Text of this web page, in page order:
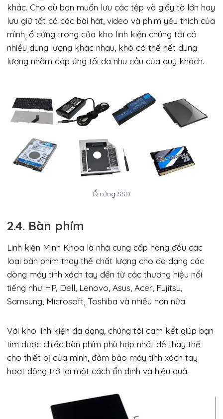
khác. Cho dù bạn muốn lưu các tệp và giấy tờ lớn hay
lưu giữ tất cả các bài hát, video và phim yêu thích của
mình, ổ cứng trong của kho linh kiện chúng tôi có
nhiều dung lượng khác nhau, khó có thể hết dung
lượng nhằm đáp ứng tối đa nhu cầu của quý khách.
Ổ cứng SSD
2.4. Bàn phím
Linh kiện Minh Khoa là nhà cung cấp hàng đầu các
loại bàn phím thay thế chất lượng cho đa dạng các
dòng máy tính xách tay đến từ các thương hiệu nổi
tiếng như HP, Dell, Lenovo, Asus, Acer, Fujitsu,
Samsung, Microsoft, Toshiba và nhiều hơn nữa.
Với kho linh kiện đa dạng, chúng tôi cam kết giúp bạn
tìm được chiếc bàn phím phù hợp nhất để thay thế
cho thiết bị của mình, đảm bảo máy tính xách tay
hoạt động trở lại một cách ổn định và hiệu quả.